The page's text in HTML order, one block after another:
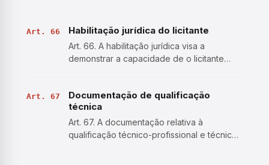
habilitação e ficarão autorizadas a substituir
os dem…
Art. 66 Habilitação jurídica do licitante
Art. 66. A habilitação jurídica visa a
demonstrar a capacidade de o licitante
limita-se à comprovação de existência
jurídica da pessoa e, …
Art. 67
Documentação de qualificação
técnica
Art. 67. A documentação relativa à
qualificação técnico-profissional e técnico-